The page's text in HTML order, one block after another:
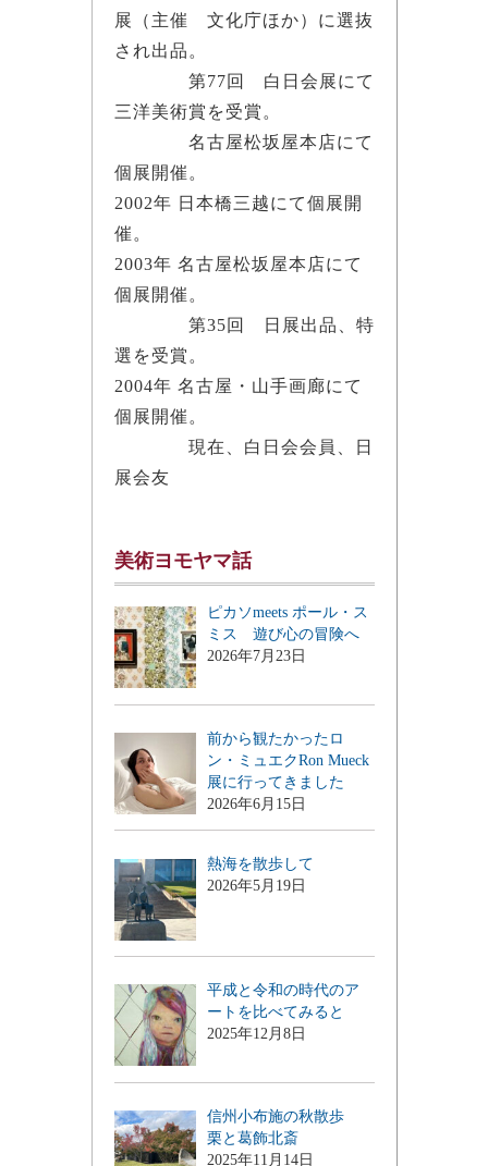
展（主催 文化庁ほか）に選抜
され出品。
第77回 白日会展にて
三洋美術賞を受賞。
名古屋松坂屋本店にて
個展開催。
2002年 日本橋三越にて個展開
催。
2003年 名古屋松坂屋本店にて
個展開催。
第35回 日展出品、特
選を受賞。
2004年 名古屋・山手画廊にて
個展開催。
現在、白日会会員、日
展会友
美術ヨモヤマ話
ピカソmeets ポール・ス
ミス 遊び心の冒険へ
2026年7月23日
前から観たかったロ
ン・ミュエクRon Mueck
展に行ってきました
2026年6月15日
熱海を散歩して
2026年5月19日
平成と令和の時代のア
ートを比べてみると
2025年12月8日
信州小布施の秋散歩
栗と葛飾北斎
2025年11月14日